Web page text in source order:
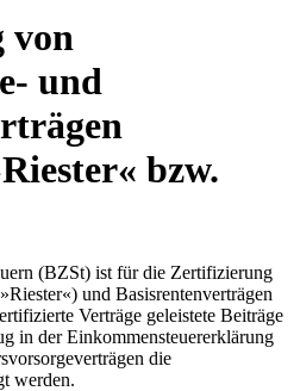
von
und
bzw.
(BZSt) ist für die Zertifizierung
und Basisrentenverträgen
Verträge geleistete Beiträge
in der Einkommensteuererklärung
die
werden.